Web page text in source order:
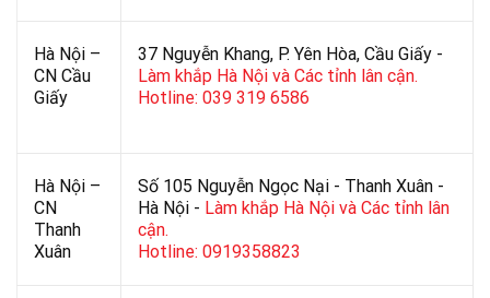
Hà Nội –
CN Cầu
Giấy
37 Nguyễn Khang, P. Yên Hòa, Cầu Giấy -
Làm khắp Hà Nội và Các tỉnh lân cận.
Hotline: 039 319 6586
Hà Nội –
CN
Thanh
Xuân
Số 105 Nguyễn Ngọc Nại - Thanh Xuân -
Hà Nội - Làm khắp Hà Nội và Các tỉnh lân
cận.
Hotline: 0919358823